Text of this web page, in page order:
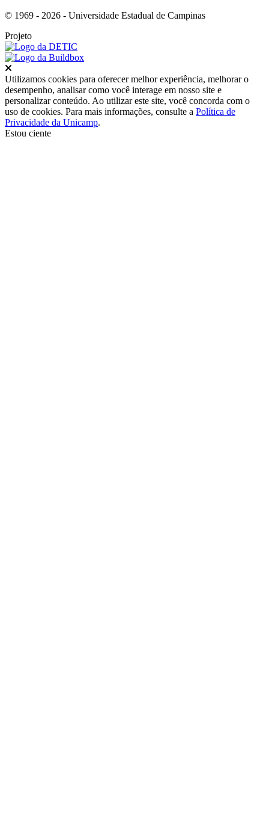
© 1969 - 2026 - Universidade Estadual de Campinas
Projeto
Utilizamos cookies para oferecer melhor experiência, melhorar o
desempenho, analisar como você interage em nosso site e
personalizar conteúdo. Ao utilizar este site, você concorda com o
uso de cookies. Para mais informações, consulte a Política de
Privacidade da Unicamp.
Estou ciente